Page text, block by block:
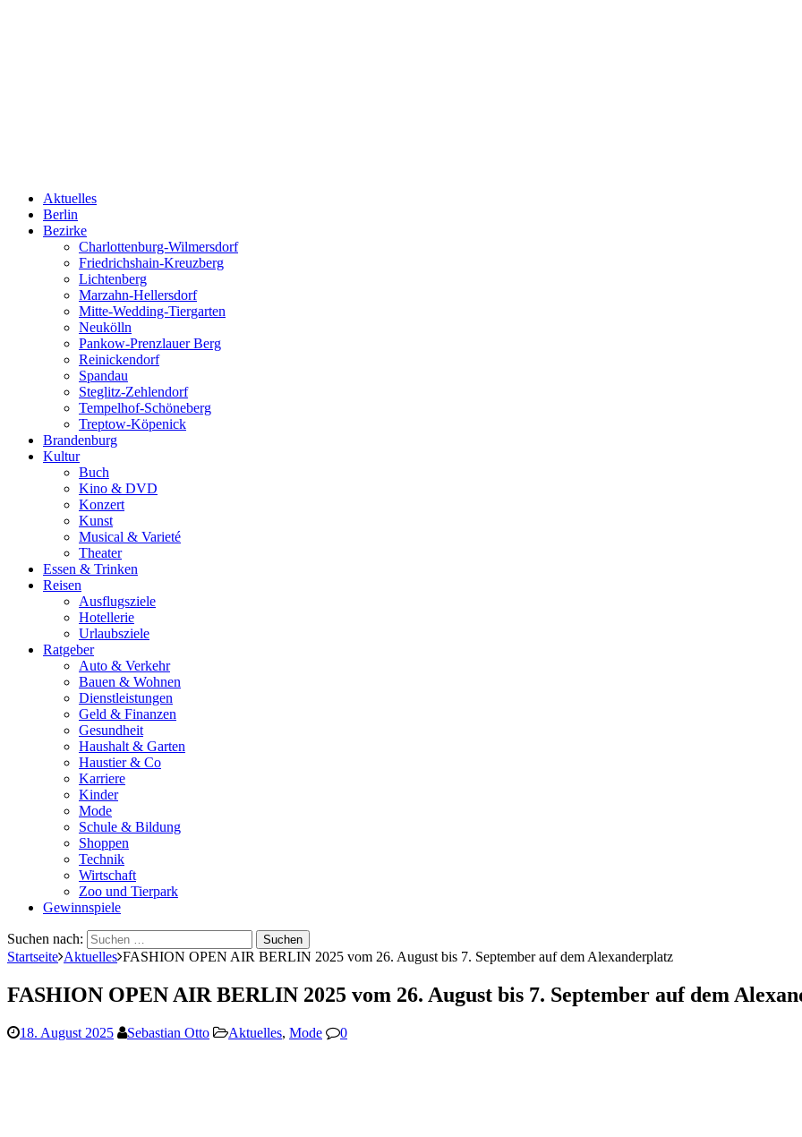
Aktuelles
Berlin
Bezirke
Charlottenburg-Wilmersdorf
Friedrichshain-Kreuzberg
Lichtenberg
Marzahn-Hellersdorf
Mitte-Wedding-Tiergarten
Neukölln
Pankow-Prenzlauer Berg
Reinickendorf
Spandau
Steglitz-Zehlendorf
Tempelhof-Schöneberg
Treptow-Köpenick
Brandenburg
Kultur
Buch
Kino & DVD
Konzert
Kunst
Musical & Varieté
Theater
Essen & Trinken
Reisen
Ausflugsziele
Hotellerie
Urlaubsziele
Ratgeber
Auto & Verkehr
Bauen & Wohnen
Dienstleistungen
Geld & Finanzen
Gesundheit
Haushalt & Garten
Haustier & Co
Karriere
Kinder
Mode
Schule & Bildung
Shoppen
Technik
Wirtschaft
Zoo und Tierpark
Gewinnspiele
Suchen nach:
Startseite Aktuelles FASHION OPEN AIR BERLIN 2025 vom 26. August bis 7. September auf dem Alexanderplatz
FASHION OPEN AIR BERLIN 2025 vom 26. August bis 7. September auf dem
18. August 2025 Sebastian Otto Aktuelles, Mode 0